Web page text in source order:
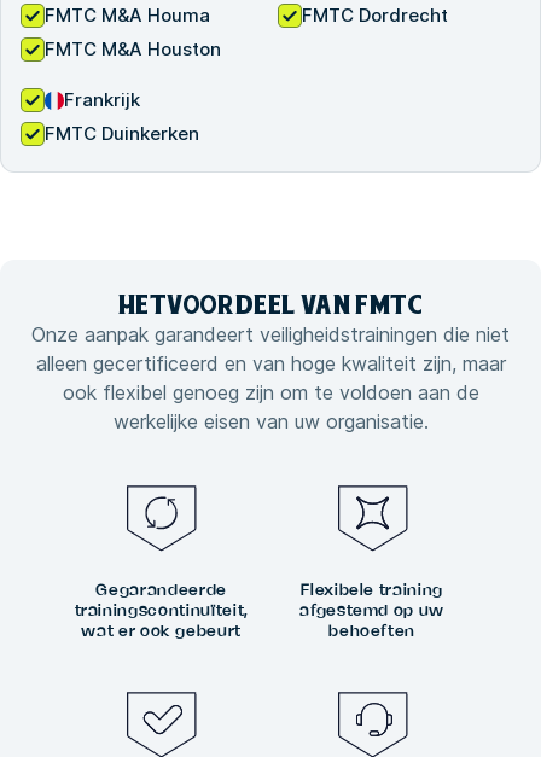
FMTC M&A Houma
FMTC M&A Houston
FMTC Dordrecht
Frankrijk
FMTC Duinkerken
HETVOORDEEL VAN
FMTC
Onze aanpak garandeert veiligheidstrainingen die niet
alleen gecertificeerd en van hoge kwaliteit zijn, maar
ook flexibel genoeg zijn om te voldoen aan de
werkelijke eisen van uw organisatie.
Gegarandeerde
trainingscontinuïteit,
wat er ook gebeurt
Flexibele training
afgestemd op uw
behoeften